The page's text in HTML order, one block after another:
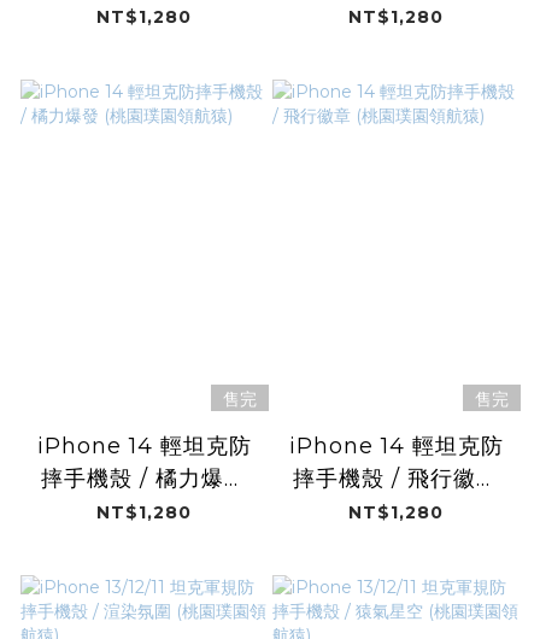
(桃園璞園領航猿)
NT$1,280
(桃園璞園領航猿)
NT$1,280
售完
iPhone 14 輕坦克防
摔手機殼 / 橘力爆發
(桃園璞園領航猿)
NT$1,280
售完
iPhone 14 輕坦克防
摔手機殼 / 飛行徽章
(桃園璞園領航猿)
NT$1,280